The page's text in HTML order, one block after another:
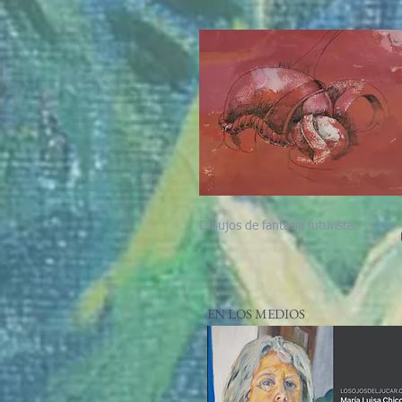
Dibujos de fantasía futurista.
EN LOS MEDIOS